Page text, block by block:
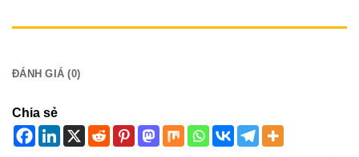
ĐÁNH GIÁ (0)
Chia sẻ